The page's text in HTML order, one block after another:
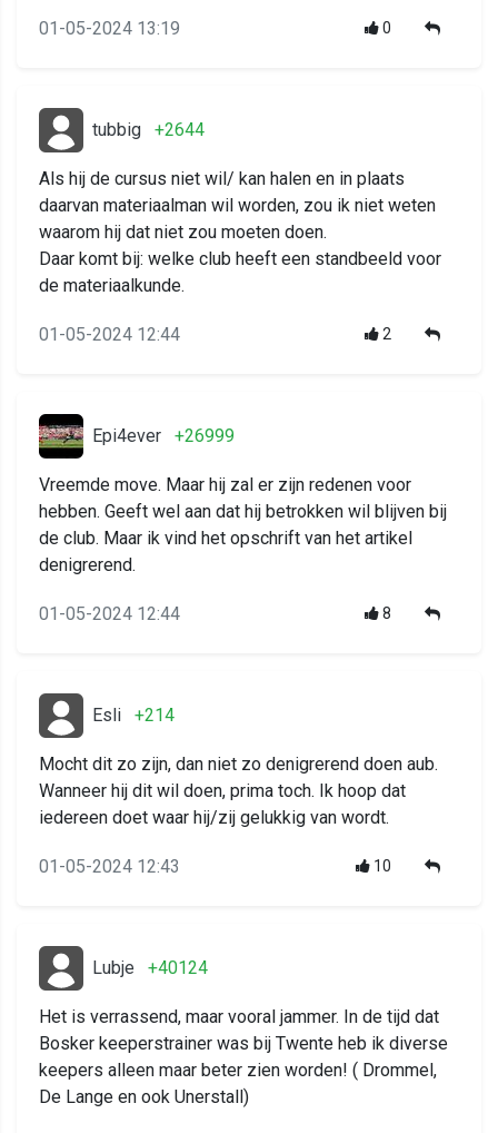
01-05-2024 13:19 0
tubbig +2644
Als hij de cursus niet wil/ kan halen en in plaats
daarvan materiaalman wil worden, zou ik niet weten
waarom hij dat niet zou moeten doen.
Daar komt bij: welke club heeft een standbeeld voor
de materiaalkunde.
01-05-2024 12:44 2
Epi4ever +26999
Vreemde move. Maar hij zal er zijn redenen voor
hebben. Geeft wel aan dat hij betrokken wil blijven bij
de club. Maar ik vind het opschrift van het artikel
denigrerend.
01-05-2024 12:44 8
Esli +214
Mocht dit zo zijn, dan niet zo denigrerend doen aub.
Wanneer hij dit wil doen, prima toch. Ik hoop dat
iedereen doet waar hij/zij gelukkig van wordt.
01-05-2024 12:43 10
Lubje +40124
Het is verrassend, maar vooral jammer. In de tijd dat
Bosker keeperstrainer was bij Twente heb ik diverse
keepers alleen maar beter zien worden! ( Drommel,
De Lange en ook Unerstall)